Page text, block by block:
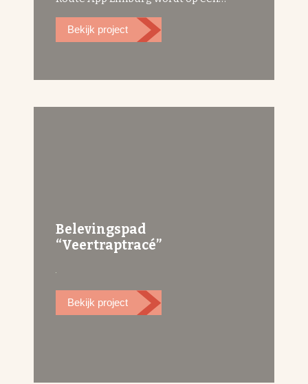
haven en de Vrijheid Urmond verteld. In
Urmond wordt deze speer geplaatst bij
Bekijk project
Belevingspad
“Veertraptracé”
Bekijk project